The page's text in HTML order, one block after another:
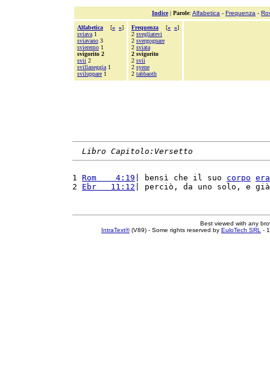
Indice| Parole: Alfabetica - Frequenza -
Alfabetica [« »]
sviava 1
sviavano 3
svieremo 1
svigorito 2
svii 2
svillaneggia 1
sviluppare 1
Frequenza [« »]
2 svegliatevi
2 svergognare
2 sviata
2 svigorito
2 svii
2 syene
2 tabbaoth
Libro Capitolo:Versetto
1 Rom    4:19 | bensì che il suo corpo era
2 Ebr   11:12 | perciò, da uno solo, e
Best viewed with any
IntraText®(V89) - Some rights reserved by EuloTech SRL -